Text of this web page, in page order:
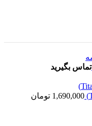
تماس بگیرید
1,690,000 تومان